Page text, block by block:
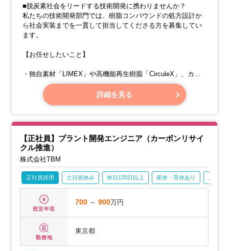
■脱炭素社会をリードする技術開発に携わりませんか？
私たちの技術開発部門では、樹脂コンパウンドの処方設計か
ら社会実装までを一貫して担当してくださる方を募集してい
ます。
【お任せしたいこと】
・独自素材「LIMEX」や高機能再生樹脂「CirculeX」、カー
ボンリサイクル素材「CR LIMEX」を活用し、自動車部品、
家電筐体、建築資材など、様々な分野で役立つ高付加価値コ
ンパウンドの開発
・石灰石や廃プラスチック、二酸化炭素といった資源を、
GX（グリーントランスフォーメーション）を推進する機能性
素材へと変えること
詳細を見る
【正社員】プラント開発エンジニア（カーボンリサイ
クル推進）
株式会社TBM
正社員採用 土日祝休み 休日120日以上 産休・育休あり
想定年収
700 ～900万円
勤務地
東京都